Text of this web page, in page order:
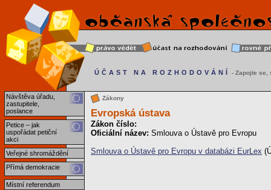
Návštěva úřadu,
zastupitele,
poslance
Petice – jak
uspořádat petiční
akci
Veřejné shromáždění
Přímá demokracie
Místní referendum
ÚČAST NA ROZHODOVÁNÍ - Zapojte se,
Zákony
Evropská ústava
Zákon číslo:
Oficiální název: Smlouva o Ústavě pro Evropu
Smlouva o Ústavě pro Evropu v databázi EurLex